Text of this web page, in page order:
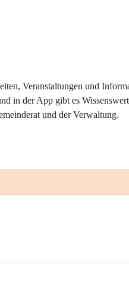
Veranstaltungen und
in der App gibt es
und der Verwaltung.